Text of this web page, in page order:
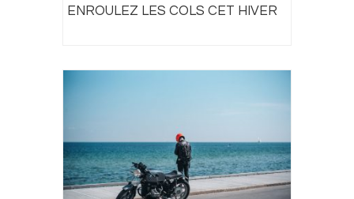
ENROULEZ LES COLS CET HIVER